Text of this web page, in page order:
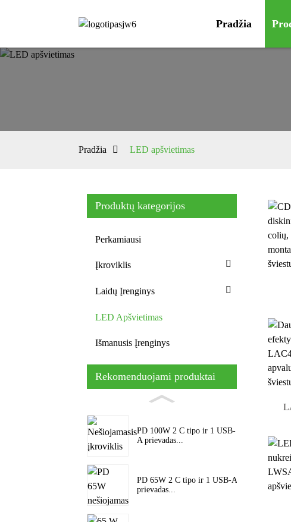
Pradžia
Pradžia LED apšvietimas
Produktų kategorijos
Perkamiausi
Įkroviklis
Laidų Įrenginys
LED Apšvietimas
Išmanusis Įrenginys
Rekomenduojami produktai
PD 100W 2 C tipo ir 1 USB-
A prievadas...
PD 65W 2 C tipo ir 1 USB-A
prievadas...